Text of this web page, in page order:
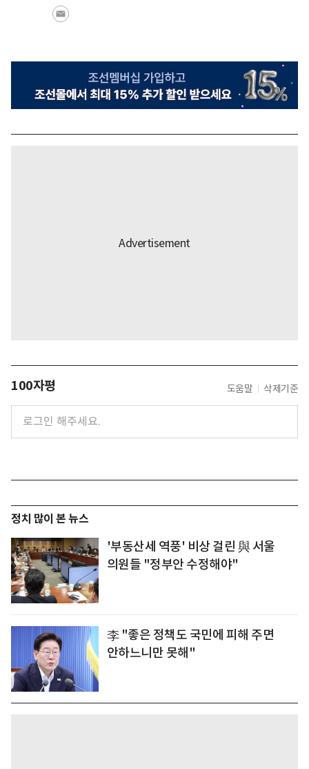
100자평 도움말 삭제기준
정치 많이 본 뉴스
'부동산세 역풍' 비상 걸린 與 서울
의원들 "정부안 수정해야"
李 "좋은 정책도 국민에 피해 주면
안하느니만 못해"